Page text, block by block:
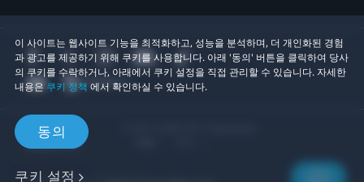
이 사이트는 웹사이트 기능을 최적화하고, 성능을 분석하며, 더 개인화된 경험
과 광고를 제공하기 위해 쿠키를 사용합니다. 아래 '동의' 버튼을 클릭하여 당사
의 쿠키를 수락하거나, 아래에서 쿠키 설정을 직접 관리할 수 있습니다. 자세한
내용은 쿠키 정책 에서 확인하실 수 있습니다.
동의
쿠키 설정